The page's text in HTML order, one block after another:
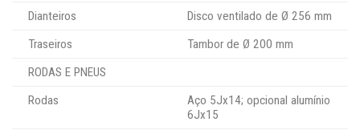
Dianteiros
Disco ventilado de Ø 256 mm
Traseiros
Tambor de Ø 200 mm
RODAS E PNEUS
Rodas
Aço 5Jx14; opcional alumínio
6Jx15